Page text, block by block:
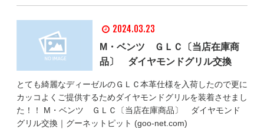
2024.03.23
M・ベンツ ＧＬＣ〔当店在庫商
品〕 ダイヤモンドグリル交換
とても綺麗なディーゼルのＧＬＣ本革仕様を入荷したので更に
カッコよくご提供するためダイヤモンドグリルを装着させまし
た！！ M・ベンツ ＧＬＣ〔当店在庫商品〕 ダイヤモンド
グリル交換｜グーネットピット (goo-net.com)